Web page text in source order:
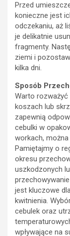
Przed
konieczne jest
odczekaniu, aż
je delikatnie
fragmenty.
ziemi i
kilka dni.
Sposób
Warto
koszach lub
zapewnią
cebulki w
workach,
Pamiętajmy o
okresu
uszkodzonych
jest kluczowe
kwitnienia.
cebulek oraz
wpływające na